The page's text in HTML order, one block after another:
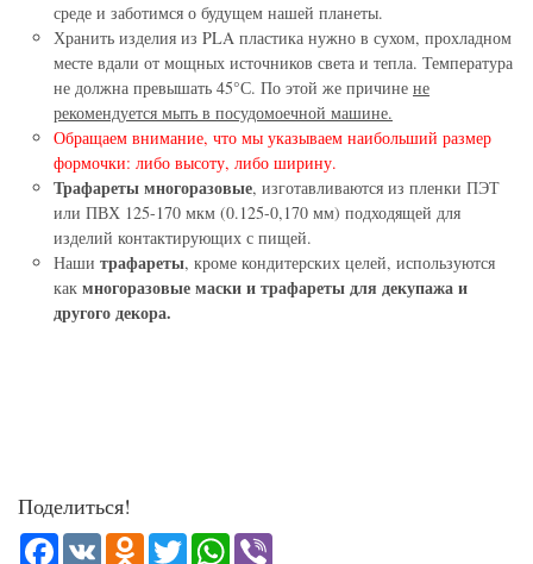
среде и заботимся о будущем нашей планеты.
Хранить изделия из PLA пластика нужно в сухом, прохладном
месте вдали от мощных источников света и тепла. Температура
не должна превышать 45°С. По этой же причине не
рекомендуется мыть в посудомоечной машине.
Обращаем внимание, что мы указываем наибольший размер
формочки: либо высоту, либо ширину.
Трафареты многоразовые, изготавливаются из пленки ПЭТ
или ПВХ 125-170 мкм (0.125-0,170 мм) подходящей для
изделий контактирующих с пищей.
Наши трафареты, кроме кондитерских целей, используются
как многоразовые маски и трафареты для декупажа и
другого декора.
Поделиться!
Facebook
VK Odnoklassniki
TwitterWhatsApp